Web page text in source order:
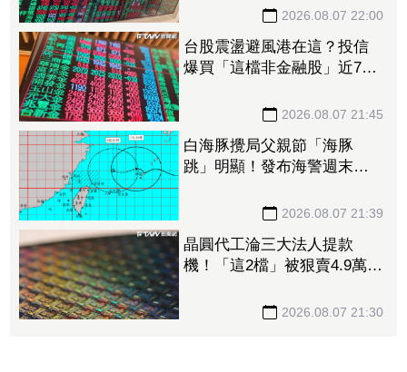
2026.08.07 22:00
台股震盪避風港在這？投信
爆買「這檔非金融股」近7千
2026.08.07 21:45
白海豚攪局父親節「海豚
跳」明顯！發布海警週末影
2026.08.07 21:39
晶圓代工淪三大法人提款
機！「這2檔」被狠賣4.9萬
2026.08.07 21:30